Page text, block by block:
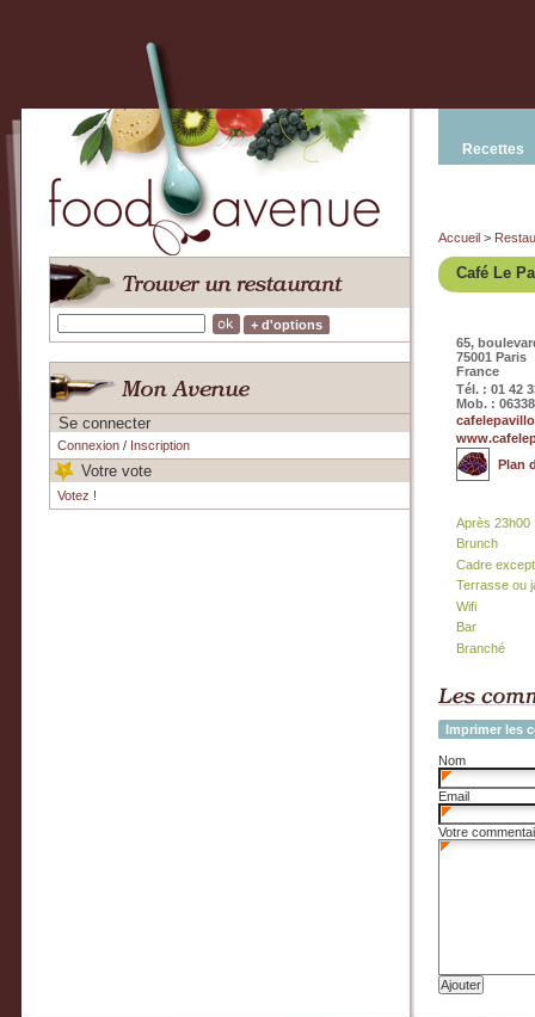
+ d'options
Se connecter
Connexion/ Inscription
Votre vote
Votez !
Recettes
Accueil >
Café Le
65,
75001 Paris
France
Tél. : 01 42
Mob. :
Plan
Après 23h00
Brunch
Cadre
Terrasse ou
Wifi
Bar
Branché
Imprimer les
Nom
Email
Votre